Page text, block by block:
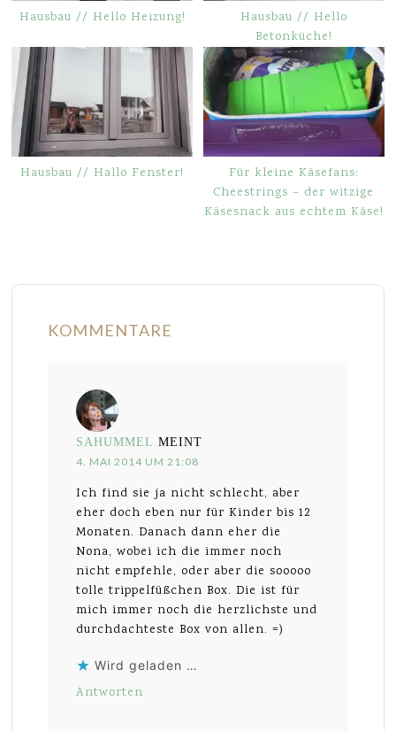
Hausbau // Hello Heizung!
Hausbau // Hello
Betonküche!
Hausbau // Hallo Fenster!
Für kleine Käsefans:
Cheestrings – der witzige
Käsesnack aus echtem Käse!
KOMMENTARE
SAHUMMEL MEINT
4. MAI 2014 UM 21:08
Ich find sie ja nicht schlecht, aber
eher doch eben nur für Kinder bis 12
Monaten. Danach dann eher die
Nona, wobei ich die immer noch
nicht empfehle, oder aber die sooooo
tolle trippelfüßchen Box. Die ist für
mich immer noch die herzlichste und
durchdachteste Box von allen. =)
Wird geladen …
Antworten